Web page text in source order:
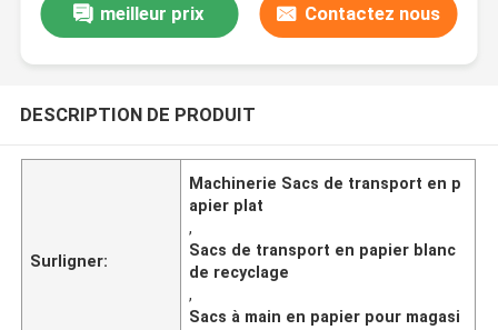
meilleur prix Contactez nous
DESCRIPTION DE PRODUIT
Surligner:
Machinerie Sacs de transport en p
apier plat
,
Sacs de transport en papier blanc
de recyclage
,
Sacs à main en papier pour magasi